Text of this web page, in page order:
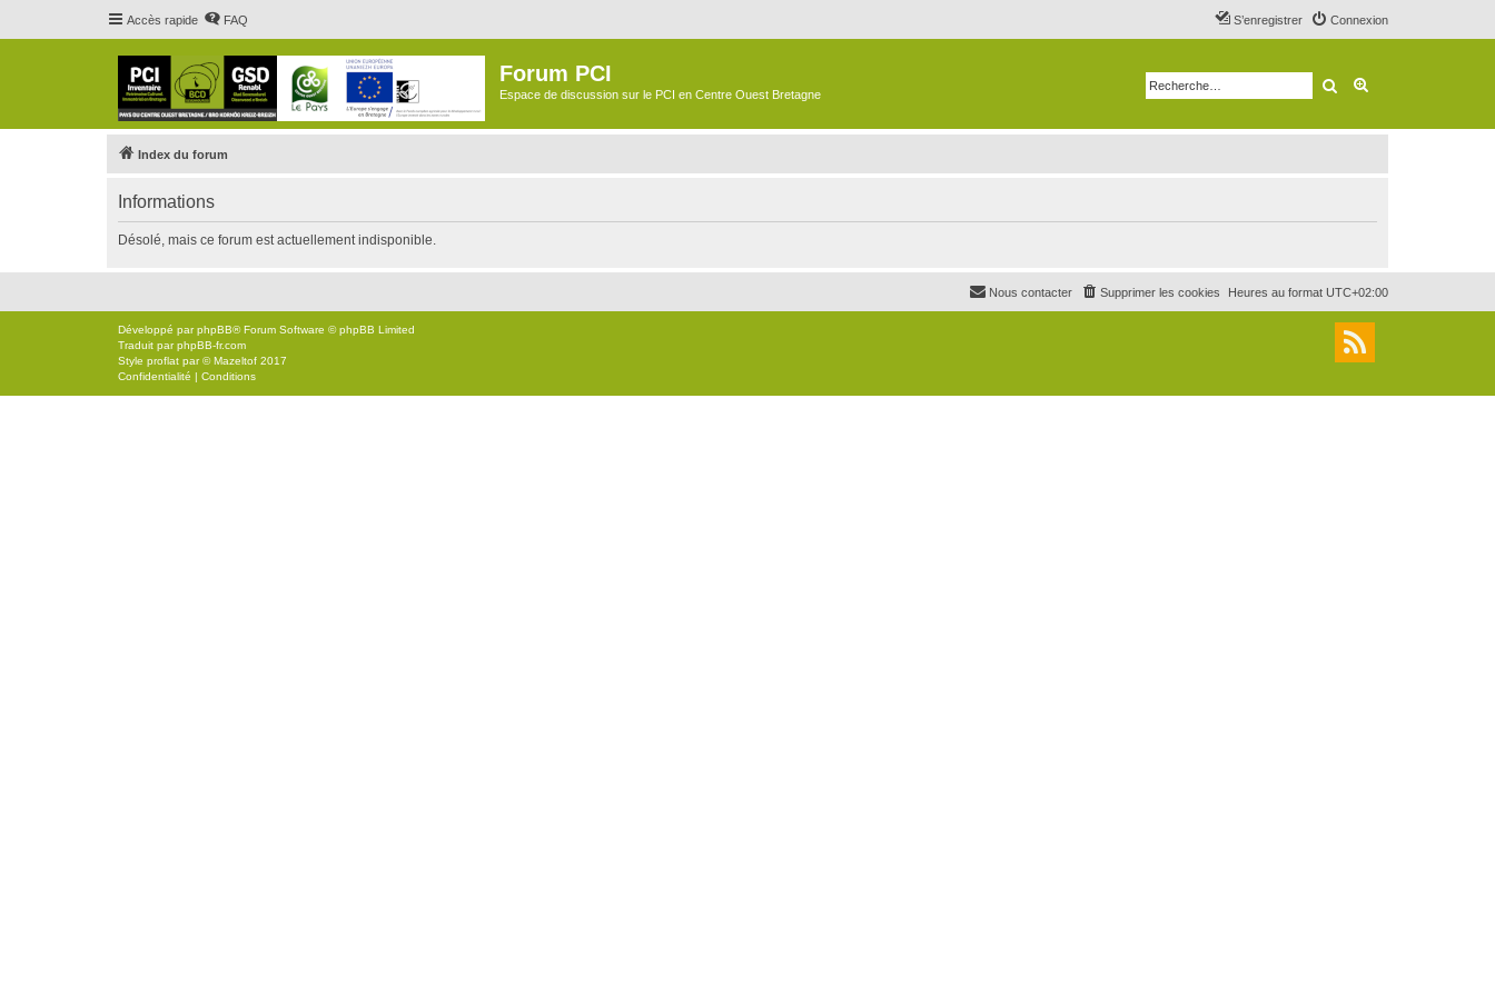
Accès rapide FAQ Connexion
S’enregistrer
Forum PCI
Espace de discussion sur le PCI en Centre Ouest Bretagne Rechercher
Index du forum
Informations
Désolé, mais ce forum est actuellement indisponible.
Heures au format UTC+02:00
Supprimer les cookies
Nous contacter
Développé parphpBB® Forum Software © phpBB Limited
Traduit parphpBB-fr.com
Style proflat par ©Mazeltof 2017
Confidentialité | Conditions